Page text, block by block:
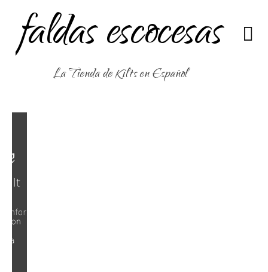
faldas escocesas
La Tienda de Kilts en Español